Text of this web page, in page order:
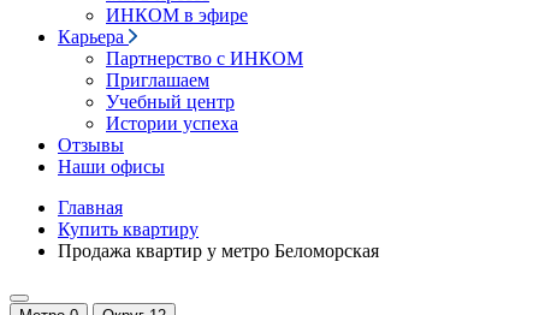
ИНКОМ в эфире
Карьера
Партнерство с ИНКОМ
Приглашаем
Учебный центр
Истории успеха
Отзывы
Наши офисы
Главная
Купить квартиру
Продажа квартир у метро Беломорская